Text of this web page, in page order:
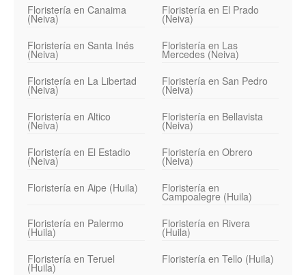
Floristería en Canaima
(Neiva)
Floristería en El Prado
(Neiva)
Floristería en Santa Inés
(Neiva)
Floristería en Las
Mercedes (Neiva)
Floristería en La Libertad
(Neiva)
Floristería en San Pedro
(Neiva)
Floristería en Altico
(Neiva)
Floristería en Bellavista
(Neiva)
Floristería en El Estadio
(Neiva)
Floristería en Obrero
(Neiva)
Floristería en Aipe (Huila)
Floristería en
Campoalegre (Huila)
Floristería en Palermo
(Huila)
Floristería en Rivera
(Huila)
Floristería en Teruel
(Huila)
Floristería en Tello (Huila)